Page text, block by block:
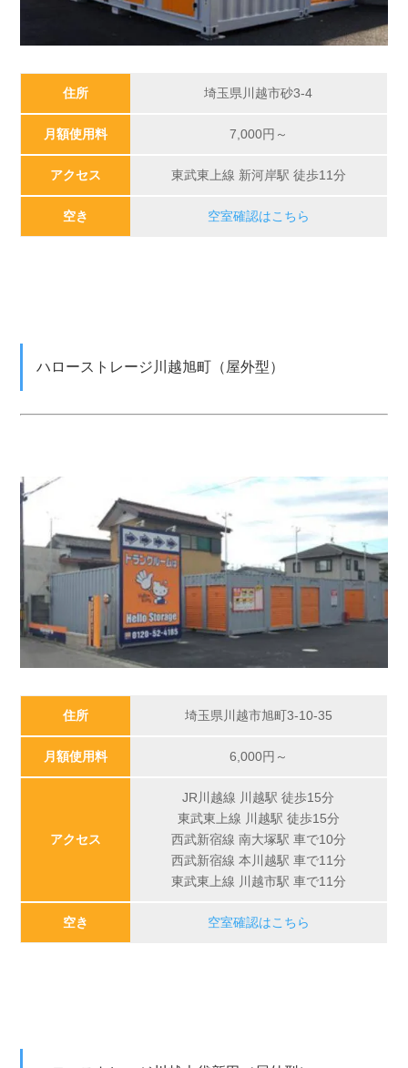
住所 埼玉県川越市砂3-4
月額使用料 7,000円～
アクセス 東武東上線 新河岸駅 徒歩11分
空き 空室確認はこちら
ハローストレージ川越旭町（屋外型）
住所 埼玉県川越市旭町3-10-35
月額使用料 6,000円～
アクセス
JR川越線 川越駅 徒歩15分
東武東上線 川越駅 徒歩15分
西武新宿線 南大塚駅 車で10分
西武新宿線 本川越駅 車で11分
東武東上線 川越市駅 車で11分
空き 空室確認はこちら